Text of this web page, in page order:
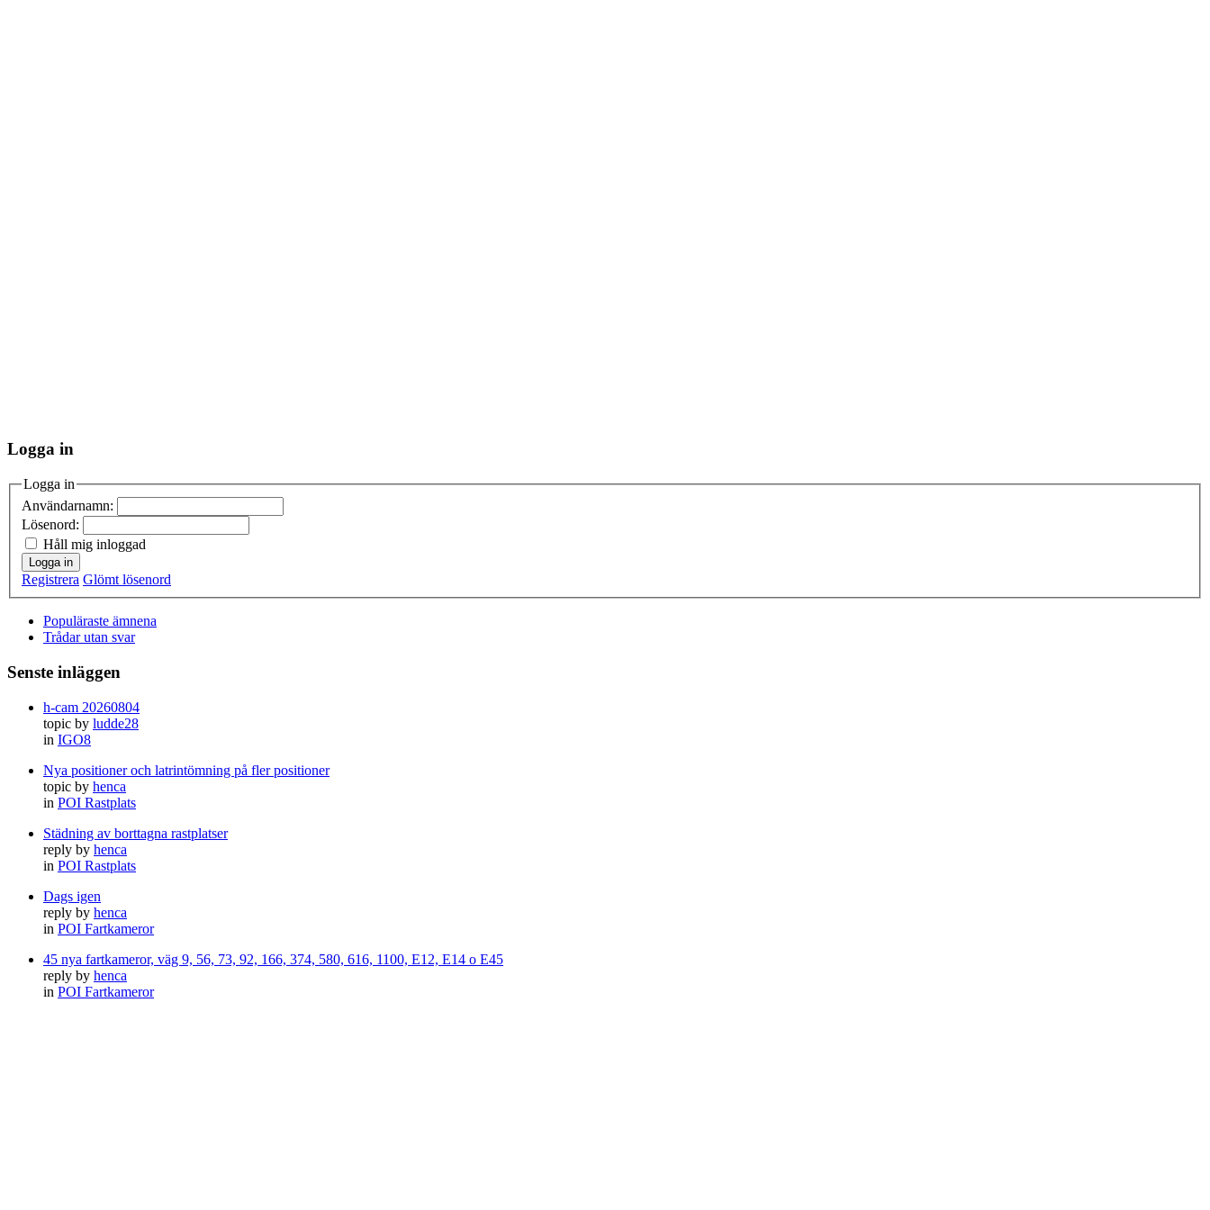
Logga in
Logga in
Användarnamn:
Lösenord:
Håll mig inloggad
Logga in
Registrera Glömt lösenord
Populäraste ämnena
Trådar utan svar
Senste inläggen
h-cam 20260804
topic by ludde28
in IGO8
Nya positioner och latrintömning på fler positioner
topic by henca
in POI Rastplats
Städning av borttagna rastplatser
reply by henca
in POI Rastplats
Dags igen
reply by henca
in POI Fartkameror
45 nya fartkameror, väg 9, 56, 73, 92, 166, 374, 580, 616, 1100, E12, E14 o E45
reply by henca
in POI Fartkameror